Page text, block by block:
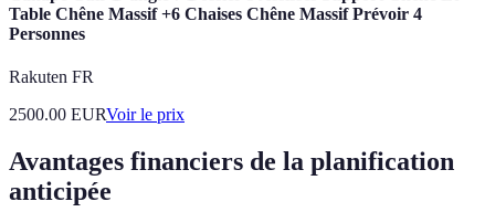
Table Chêne Massif +6 Chaises Chêne Massif Prévoir 4
Personnes
Rakuten FR
2500.00 EURVoir le prix
Avantages financiers de la planification
anticipée